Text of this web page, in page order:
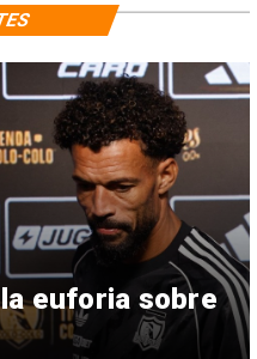
euforia sobre